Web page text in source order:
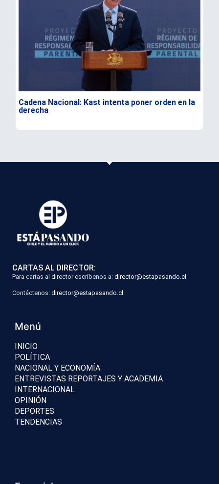
Cadena Nacional: Kast intenta poner orden en la
derecha
CARTAS AL DIRECTOR:
Para cartas al director escríbenos a: director@estapasando.cl
Contáctenos: director@estapasando.cl
Menú
INICIO
POLÍTICA
NACIONAL Y ECONOMÍA
ENTREVISTAS REPORTAJES Y ACADEMIA
INTERNACIONAL
OPINIÓN
DEPORTES
TENDENCIAS